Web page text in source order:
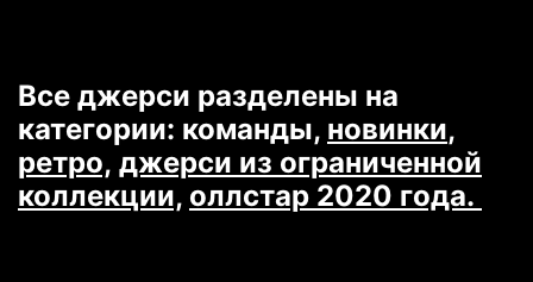
Все джерси разделены на
категории: команды, новинки,
ретро, джерси из ограниченной
коллекции, оллстар 2020 года.